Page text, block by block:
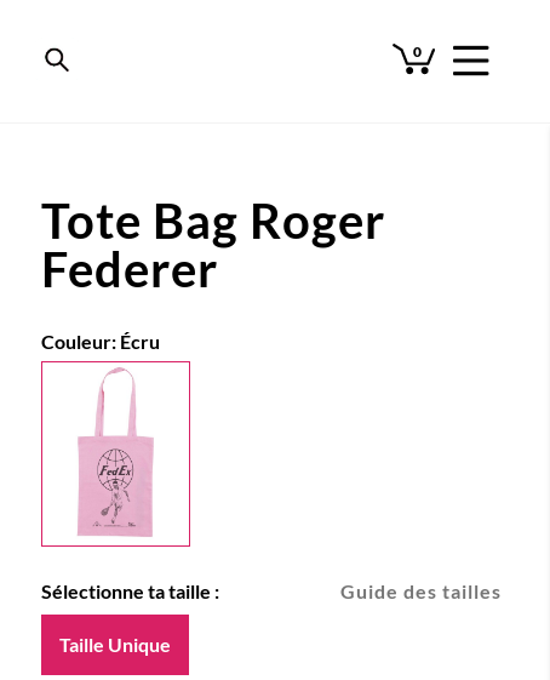
0
Tote Bag Roger
Federer
Couleur: Écru
Guide des tailles
Sélectionne ta taille :
Taille Unique